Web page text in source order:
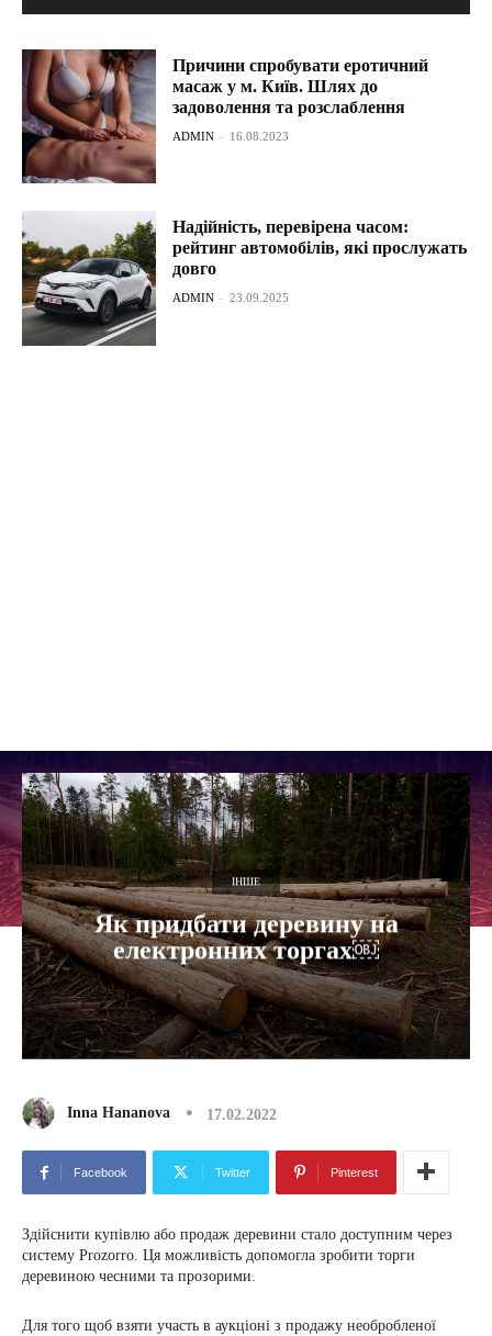
Причини спробувати еротичний
масаж у м. Київ. Шлях до
задоволення та розслаблення
ADMIN - 16.08.2023
Надійність, перевірена часом:
рейтинг автомобілів, які прослужать
довго
ADMIN - 23.09.2025